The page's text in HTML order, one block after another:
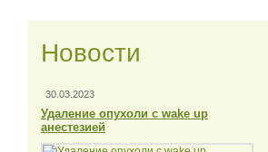
Новости
30.03.2023
Удаление опухоли с wake up
анестезией